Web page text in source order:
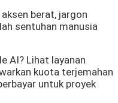
berat, jargon
sentuhan manusia
AI? Lihat layanan
kuota terjemahan
untuk proyek